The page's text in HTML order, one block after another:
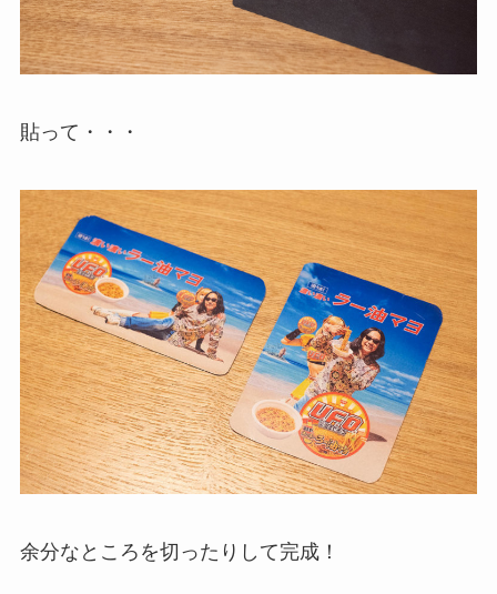
貼って・・・
余分なところを切ったりして完成！